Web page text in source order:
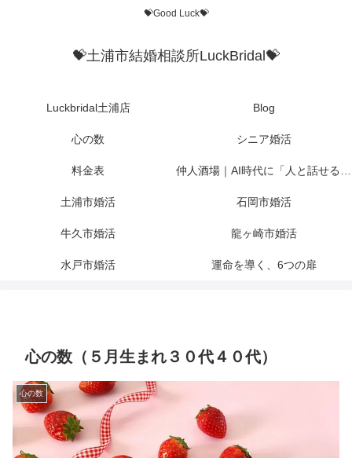
💝Good Luck💝
💝土浦市結婚相談所LuckBridal💝
Luckbridal土浦店 Blog
心の数 シニア婚活
料金表 仲人酒場｜AI時代に「人と話せる場所」を作りたかった
土浦市婚活 石岡市婚活
牛久市婚活 龍ヶ崎市婚活
水戸市婚活 運命を導く、6つの扉
心の数（５月生まれ３０代４０代）
心の数